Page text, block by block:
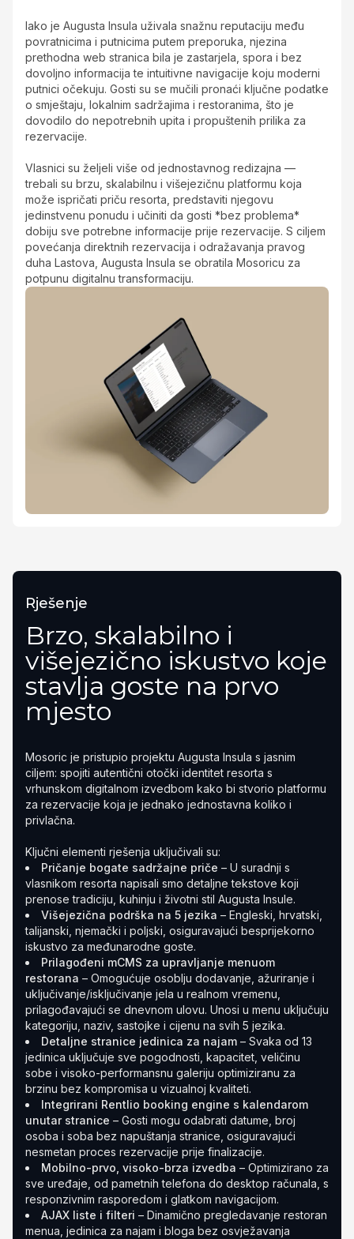
Iako je Augusta Insula uživala snažnu reputaciju među
povratnicima i putnicima putem preporuka, njezina
prethodna web stranica bila je zastarjela, spora i bez
dovoljno informacija te intuitivne navigacije koju moderni
putnici očekuju. Gosti su se mučili pronaći ključne podatke
o smještaju, lokalnim sadržajima i restoranima, što je
dovodilo do nepotrebnih upita i propuštenih prilika za
rezervacije.
Vlasnici su željeli više od jednostavnog redizajna —
trebali su brzu, skalabilnu i višejezičnu platformu koja
može ispričati priču resorta, predstaviti njegovu
jedinstvenu ponudu i učiniti da gosti *bez problema*
dobiju sve potrebne informacije prije rezervacije. S ciljem
povećanja direktnih rezervacija i odražavanja pravog
duha Lastova, Augusta Insula se obratila Mosoricu za
potpunu digitalnu transformaciju.
Rješenje
Brzo, skalabilno i
višejezično iskustvo koje
stavlja goste na prvo
mjesto
Mosoric je pristupio projektu Augusta Insula s jasnim
ciljem: spojiti autentični otočki identitet resorta s
vrhunskom digitalnom izvedbom kako bi stvorio platformu
za rezervacije koja je jednako jednostavna koliko i
privlačna.
Ključni elementi rješenja uključivali su:
Pričanje bogate sadržajne priče – U suradnji s
vlasnikom resorta napisali smo detaljne tekstove koji
prenose tradiciju, kuhinju i životni stil Augusta Insule.
Višejezična podrška na 5 jezika – Engleski, hrvatski,
talijanski, njemački i poljski, osiguravajući besprijekorno
iskustvo za međunarodne goste.
Prilagođeni mCMS za upravljanje menuom
restorana – Omogućuje osoblju dodavanje, ažuriranje i
uključivanje/isključivanje jela u realnom vremenu,
prilagođavajući se dnevnom ulovu. Unosi u menu uključuju
kategoriju, naziv, sastojke i cijenu na svih 5 jezika.
Detaljne stranice jedinica za najam – Svaka od 13
jedinica uključuje sve pogodnosti, kapacitet, veličinu
sobe i visoko-performansnu galeriju optimiziranu za
brzinu bez kompromisa u vizualnoj kvaliteti.
Integrirani Rentlio booking engine s kalendarom
unutar stranice – Gosti mogu odabrati datume, broj
osoba i soba bez napuštanja stranice, osiguravajući
nesmetan proces rezervacije prije finalizacije.
Mobilno-prvo, visoko-brza izvedba – Optimizirano za
sve uređaje, od pametnih telefona do desktop računala, s
responzivnim rasporedom i glatkom navigacijom.
AJAX liste i filteri – Dinamično pregledavanje restoran
menua, jedinica za najam i bloga bez osvježavanja